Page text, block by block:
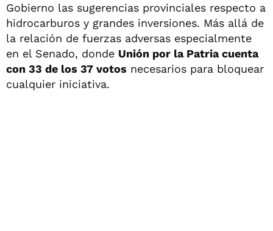
Gobierno las sugerencias provinciales respecto a
hidrocarburos y grandes inversiones. Más allá de
la relación de fuerzas adversas especialmente
en el Senado, donde Unión por la Patria cuenta
con 33 de los 37 votos necesarios para bloquear
cualquier iniciativa.